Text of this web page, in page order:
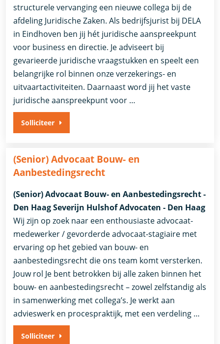
structurele vervanging een nieuwe collega bij de
afdeling Juridische Zaken. Als bedrijfsjurist bij DELA
in Eindhoven ben jij hét juridische aanspreekpunt
voor business en directie. Je adviseert bij
gevarieerde juridische vraagstukken en speelt een
belangrijke rol binnen onze verzekerings- en
uitvaartactiviteiten. Daarnaast word jij het vaste
juridische aanspreekpunt voor …
Solliciteer
(Senior) Advocaat Bouw- en
Aanbestedingsrecht
(Senior) Advocaat Bouw- en Aanbestedingsrecht -
Den Haag Severijn Hulshof Advocaten - Den Haag
Wij zijn op zoek naar een enthousiaste advocaat-
medewerker / gevorderde advocaat-stagiaire met
ervaring op het gebied van bouw- en
aanbestedingsrecht die ons team komt versterken.
Jouw rol Je bent betrokken bij alle zaken binnen het
bouw- en aanbestedingsrecht – zowel zelfstandig als
in samenwerking met collega’s. Je werkt aan
advieswerk en procespraktijk, met een verdeling …
Solliciteer